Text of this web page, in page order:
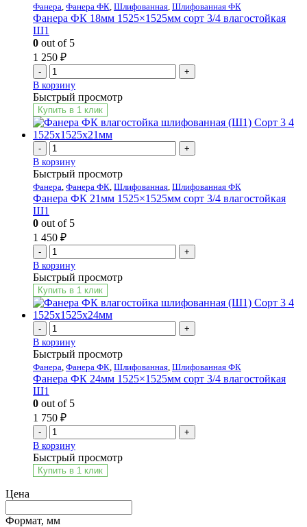
Фанера Фанера ФК Шлифованная Шлифованная ФК
Фанера ФК 18мм 1525×1525мм сорт 3/4 влагостойкая
Ш1
0 out of 5
1 250 ₽
-
+
В корзину
Быстрый просмотр
Купить в 1 клик
-
+
В корзину
Быстрый просмотр
Фанера Фанера ФК Шлифованная Шлифованная ФК
Фанера ФК 21мм 1525×1525мм сорт 3/4 влагостойкая
Ш1
0 out of 5
1 450 ₽
-
+
В корзину
Быстрый просмотр
Купить в 1 клик
-
+
В корзину
Быстрый просмотр
Фанера Фанера ФК Шлифованная Шлифованная ФК
Фанера ФК 24мм 1525×1525мм сорт 3/4 влагостойкая
Ш1
0 out of 5
1 750 ₽
-
+
В корзину
Быстрый просмотр
Купить в 1 клик
Цена
Формат, мм